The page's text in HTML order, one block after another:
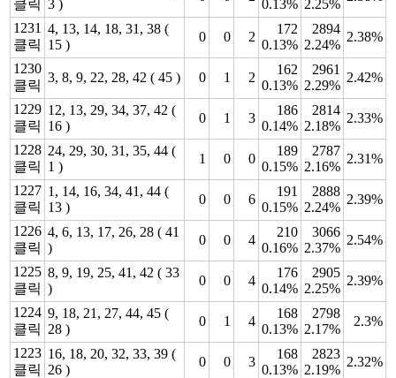
클릭 3 )
0.13% 2.25%
1231
클릭
4, 13, 14, 18, 31, 38 (
15 )
0 0 2
172
0.13%
2894
2.24%
2.38%
1230
클릭
3, 8, 9, 22, 28, 42 ( 45 ) 0 1 2
162
0.13%
2961
2.29%
2.42%
1229
클릭
12, 13, 29, 34, 37, 42 (
16 )
0 1 3
186
0.14%
2814
2.18%
2.33%
1228
클릭
24, 29, 30, 31, 35, 44 (
1 )
1 0 0
189
0.15%
2787
2.16%
2.31%
1227
클릭
1, 14, 16, 34, 41, 44 (
13 )
0 0 6
191
0.15%
2888
2.24%
2.39%
1226
클릭
4, 6, 13, 17, 26, 28 ( 41
)
0 0 4
210
0.16%
3066
2.37%
2.54%
1225
클릭
8, 9, 19, 25, 41, 42 ( 33
)
0 0 4
176
0.14%
2905
2.25%
2.39%
1224
클릭
9, 18, 21, 27, 44, 45 (
28 )
0 1 4
168
0.13%
2798
2.17%
2.3%
1223
클릭
16, 18, 20, 32, 33, 39 (
26 )
0 0 3
168
0.13%
2823
2.19%
2.32%